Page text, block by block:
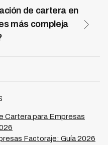
vencidos.
extensión 7-10 días
80-85% de
(90+ días) se combina
40% por pago contado
de cartera en
más compleja
en ene-mar,
tangible en el hogar y
que debe a
inteligencia que evalúe
en picos
usando 45
Cartera para Empresas
Factoraje: Guía 2026